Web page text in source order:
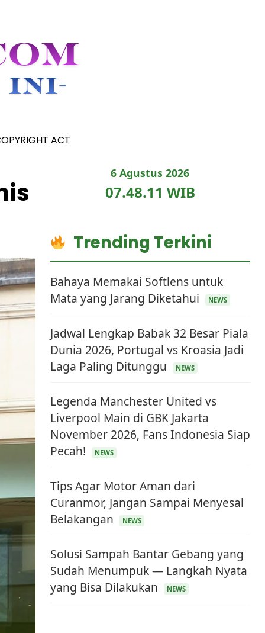
ACT
6 Agustus 2026
07.48.12 WIB
Trending Terkini
Bahaya Memakai Softlens untuk
Mata yang Jarang Diketahui
NEWS
Jadwal Lengkap Babak 32 Besar Piala
Dunia 2026, Portugal vs Kroasia Jadi
Laga Paling Ditunggu
NEWS
Legenda Manchester United vs
Liverpool Main di GBK Jakarta
November 2026, Fans Indonesia Siap
Pecah!
NEWS
Tips Agar Motor Aman dari
Curanmor, Jangan Sampai Menyesal
Belakangan
NEWS
Solusi Sampah Bantar Gebang yang
Sudah Menumpuk — Langkah Nyata
yang Bisa Dilakukan
NEWS
KEUANGAN & INVESTASI